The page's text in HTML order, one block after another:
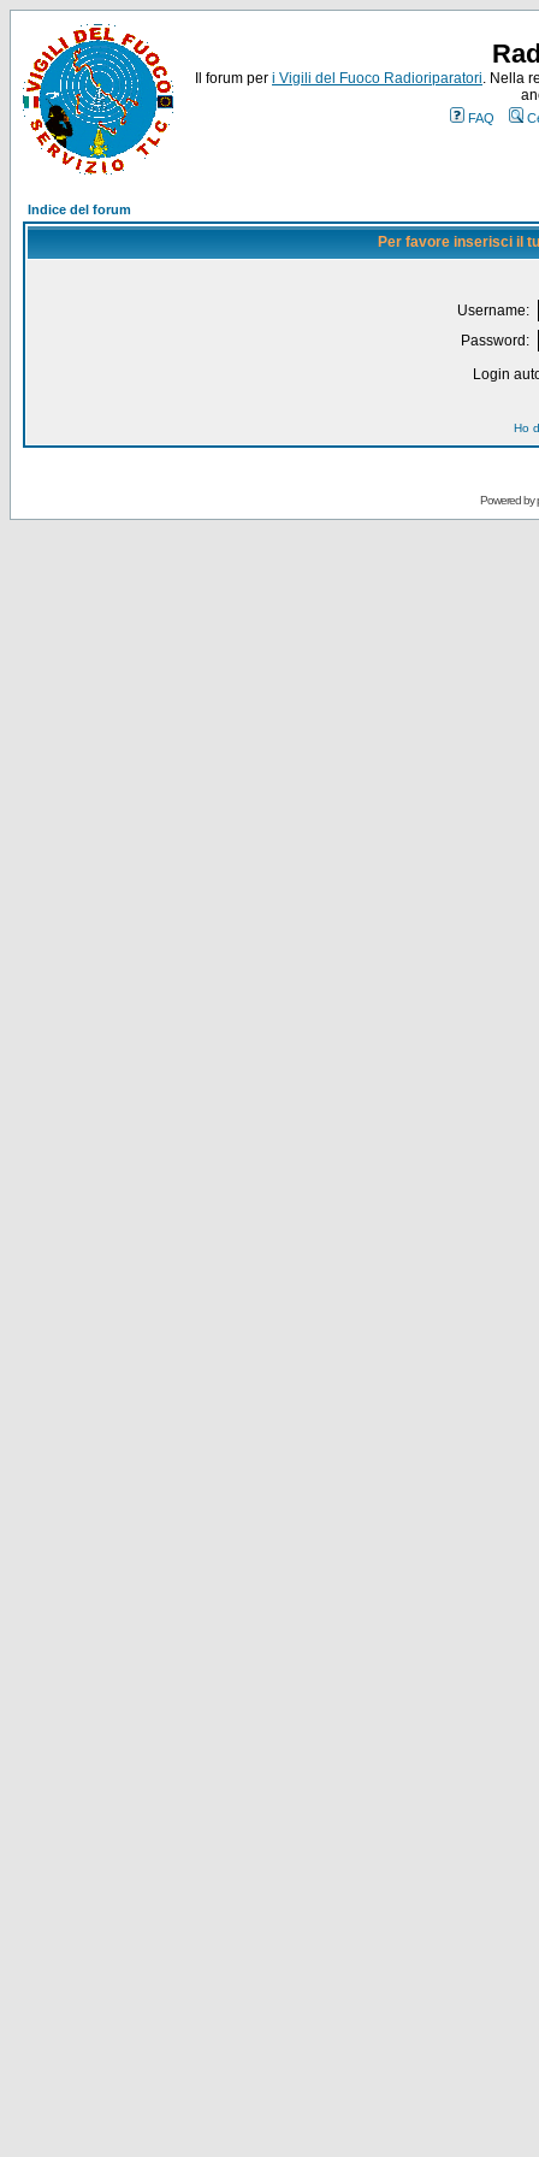
Il forum per i Vigili del Fuoco Radioriparatori. Nella
FAQ
Indice del forum
Per favore inserisci il
Username:
Password:
Login
Ho
Powered by